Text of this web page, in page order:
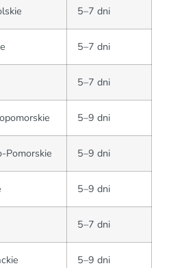
5–7 dni
5–7 dni
5–7 dni
5–9 dni
Pomorskie 5–9 dni
5–9 dni
5–7 dni
5–9 dni